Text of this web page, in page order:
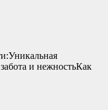
и нежностьКак